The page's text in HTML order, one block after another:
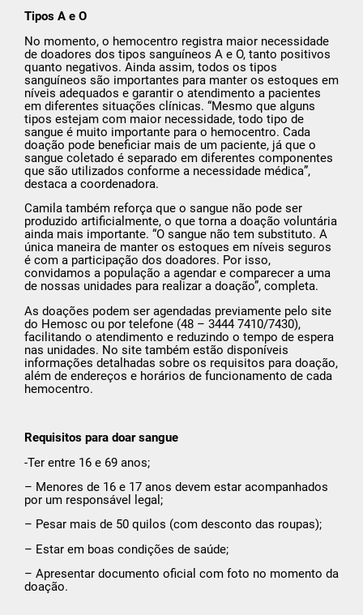
Tipos A e O
No momento, o hemocentro registra maior necessidade
de doadores dos tipos sanguíneos A e O, tanto positivos
quanto negativos. Ainda assim, todos os tipos
sanguíneos são importantes para manter os estoques em
níveis adequados e garantir o atendimento a pacientes
em diferentes situações clínicas. “Mesmo que alguns
tipos estejam com maior necessidade, todo tipo de
sangue é muito importante para o hemocentro. Cada
doação pode beneficiar mais de um paciente, já que o
sangue coletado é separado em diferentes componentes
que são utilizados conforme a necessidade médica”,
destaca a coordenadora.
Camila também reforça que o sangue não pode ser
produzido artificialmente, o que torna a doação voluntária
ainda mais importante. “O sangue não tem substituto. A
única maneira de manter os estoques em níveis seguros
é com a participação dos doadores. Por isso,
convidamos a população a agendar e comparecer a uma
de nossas unidades para realizar a doação”, completa.
As doações podem ser agendadas previamente pelo site
do Hemosc ou por telefone (48 – 3444 7410/7430),
facilitando o atendimento e reduzindo o tempo de espera
nas unidades. No site também estão disponíveis
informações detalhadas sobre os requisitos para doação,
além de endereços e horários de funcionamento de cada
hemocentro.
Requisitos para doar sangue
-Ter entre 16 e 69 anos;
– Menores de 16 e 17 anos devem estar acompanhados
por um responsável legal;
– Pesar mais de 50 quilos (com desconto das roupas);
– Estar em boas condições de saúde;
– Apresentar documento oficial com foto no momento da
doação.